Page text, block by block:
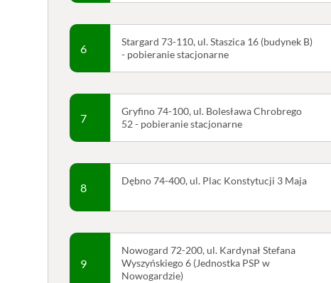
6
Stargard 73-110, ul. Staszica 16 (budynek B)
- pobieranie stacjonarne
7
Gryfino 74-100, ul. Bolesława Chrobrego
52 - pobieranie stacjonarne
8 Dębno 74-400, ul. Plac Konstytucji 3 Maja
9
Nowogard 72-200, ul. Kardynał Stefana
Wyszyńskiego 6 (Jednostka PSP w
Nowogardzie)